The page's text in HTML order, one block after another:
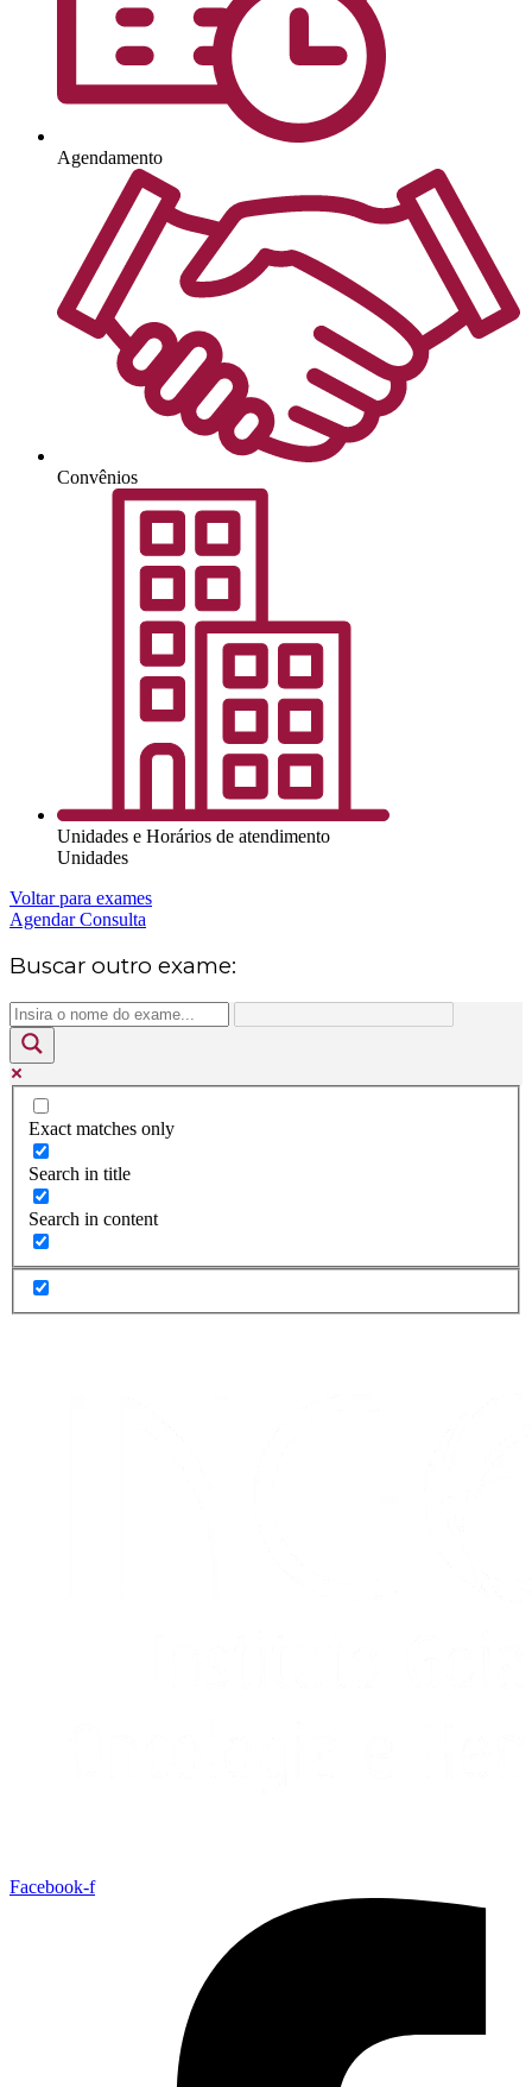
Agendamento
Convênios
Unidades e Horários de atendimento
Unidades
Voltar para exames
Agendar Consulta
Buscar outro exame:
Exact matches only
Search in title
Search in content
Facebook-f